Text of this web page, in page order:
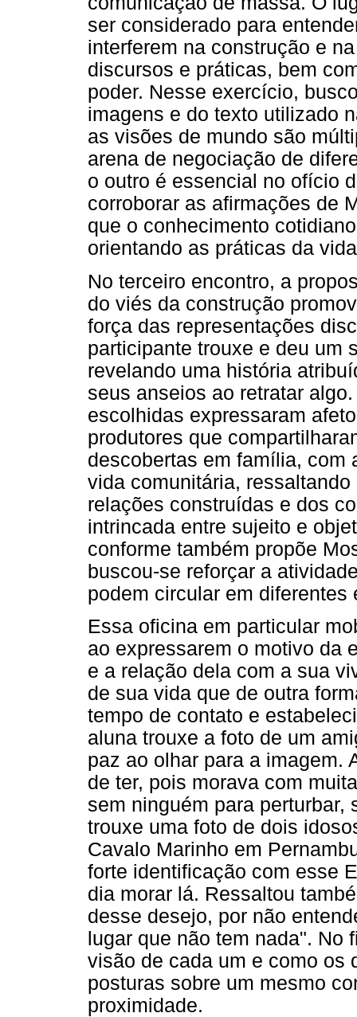
ser considerado para
interferem na construção e
discursos e práticas, bem
poder. Nesse exercício,
imagens e do texto utilizado
as visões de mundo são
arena de negociação de
o outro é essencial no ofício
corroborar as afirmações de
que o conhecimento
orientando as práticas da
No terceiro encontro, a
do viés da construção
força das representações
participante trouxe e deu um
revelando uma história
seus anseios ao retratar
escolhidas expressaram
produtores que
descobertas em família, com
vida comunitária,
relações construídas e dos
intrincada entre sujeito e
conforme também propõe
buscou-se reforçar a
podem circular em diferentes
Essa oficina em particular
ao expressarem o motivo da
e a relação dela com a sua
de sua vida que de outra
tempo de contato e
aluna trouxe a foto de um
paz ao olhar para a imagem.
de ter, pois morava com
sem ninguém para perturbar,
trouxe uma foto de dois
Cavalo Marinho em
forte identificação com esse
dia morar lá. Ressaltou
desse desejo, por não
lugar que não tem nada". No
visão de cada um e como os
posturas sobre um mesmo
proximidade.